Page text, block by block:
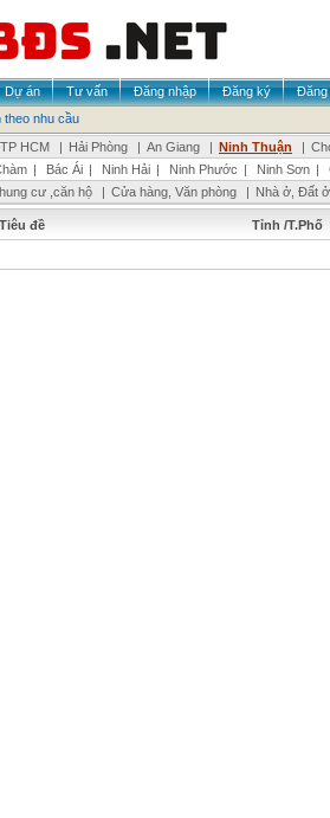
Dự án Tư vấn Đăng nhập Đăng ký
Đăng
theo nhu cầu
TP HCM | Hải Phòng | An Giang | Ninh Thuận |
| Bác Ái | Ninh Hải | Ninh Phước | Ninh Sơn |
cư ,căn hộ | Cửa hàng, Văn phòng | Nhà ở, Đất ở
Tiêu đề Tỉnh /T.Phố